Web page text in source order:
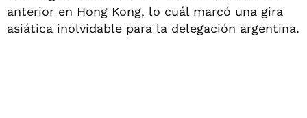
anterior en Hong Kong, lo cuál marcó una gira
asiática inolvidable para la delegación argentina.